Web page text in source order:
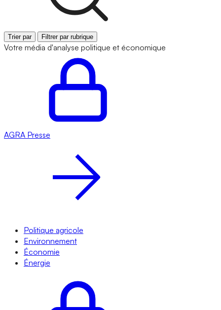
Trier par Filtrer par rubrique
Votre média d'analyse politique et économique
AGRA Presse
Politique agricole
Environnement
Économie
Énergie